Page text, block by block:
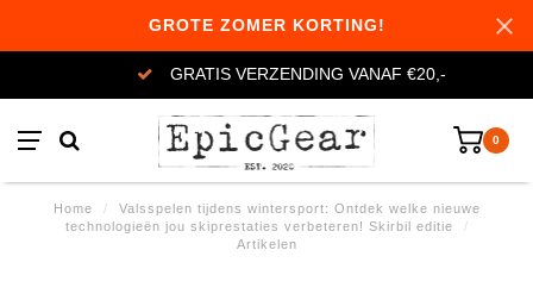
GROTE ZOMER KORTING!
GRATIS VERZENDING VANAF €20,-
0
Home /
Valsspelen tijdens wintersport: Ontdek welke nieuwe
technologieën jou skiprestaties verbeteren! Skirbil editie
/
Artikelen